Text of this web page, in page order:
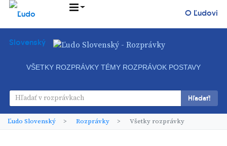
O Ľudovi
VŠETKY ROZPRÁVKY TÉMY ROZPRÁVOK POSTAVY
Hľadať!
Ľudo Slovenský Rozprávky Všetky rozprávky